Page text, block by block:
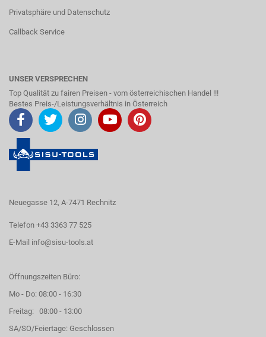
Privatsphäre und Datenschutz
Callback Service
UNSER VERSPRECHEN
Top Qualität zu fairen Preisen - vom österreichischen Handel !!!
Bestes Preis-/Leistungsverhältnis in Österreich
Neuegasse 12, A-7471 Rechnitz
Telefon +43 3363 77 525
E-Mail info@sisu-tools.at
Öffnungszeiten Büro:
Mo - Do: 08:00 - 16:30
Freitag: 08:00 - 13:00
SA/SO/Feiertage: Geschlossen